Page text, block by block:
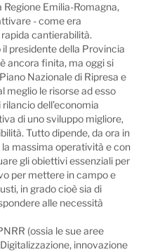
Emilia-Romagna,
- come era
cantierabilità.
il presidente della Provincia
ancora finita, ma oggi si
Nazionale di Ripresa e
meglio le risorse ad esso
dell’economia
di uno sviluppo migliore,
Tutto dipende, da ora in
massima operatività e con
gli obiettivi essenziali per
per mettere in campo e
in grado cioè sia di
alle necessità
(ossia le sue aree
innovazione